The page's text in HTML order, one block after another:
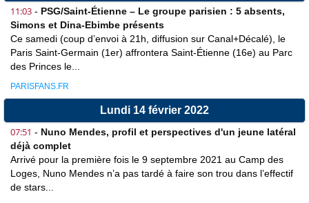
11:03 - PSG/Saint-Étienne – Le groupe parisien : 5 absents,
Simons et Dina-Ebimbe présents
Ce samedi (coup d’envoi à 21h, diffusion sur Canal+Décalé), le
Paris Saint-Germain (1er) affrontera Saint-Étienne (16e) au Parc
des Princes le...
PARISFANS.FR
Lundi 14 février 2022
07:51 - Nuno Mendes, profil et perspectives d'un jeune latéral
déjà complet
Arrivé pour la première fois le 9 septembre 2021 au Camp des
Loges, Nuno Mendes n’a pas tardé à faire son trou dans l’effectif
de stars...